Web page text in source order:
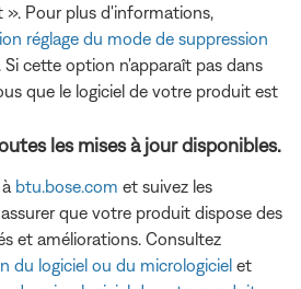
Pour plus d'informations,
réglage du mode de suppression
. Si cette option n'apparaît pas dans
que le logiciel de votre produit est
les mises à jour disponibles.
btu.bose.com et suivez les
que votre produit dispose des
et améliorations. Consultez
du logiciel ou du micrologiciel et